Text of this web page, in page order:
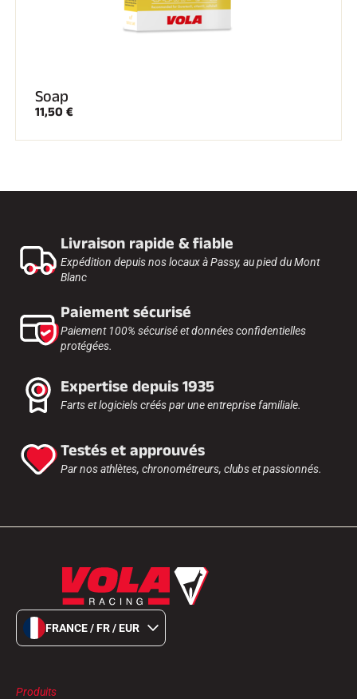
Soap
11,50 €
Livraison rapide & fiable
Expédition depuis nos locaux à Passy, au pied du Mont
Blanc
Paiement sécurisé
Paiement 100% sécurisé et données confidentielles
protégées.
Expertise depuis 1935
Farts et logiciels créés par une entreprise familiale.
Testés et approuvés
Par nos athlètes, chronométreurs, clubs et passionnés.
FRANCE / FR / EUR
Produits